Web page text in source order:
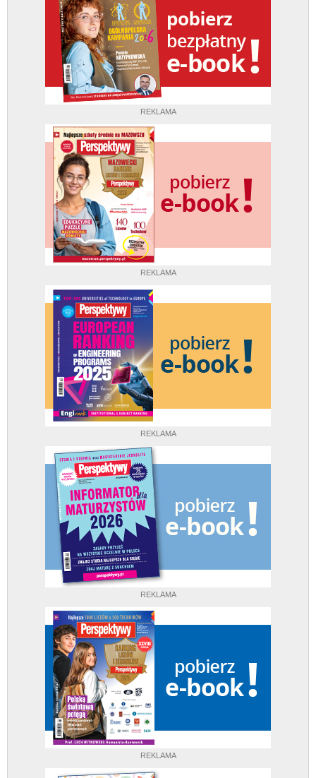
REKLAMA
REKLAMA
REKLAMA
REKLAMA
REKLAMA